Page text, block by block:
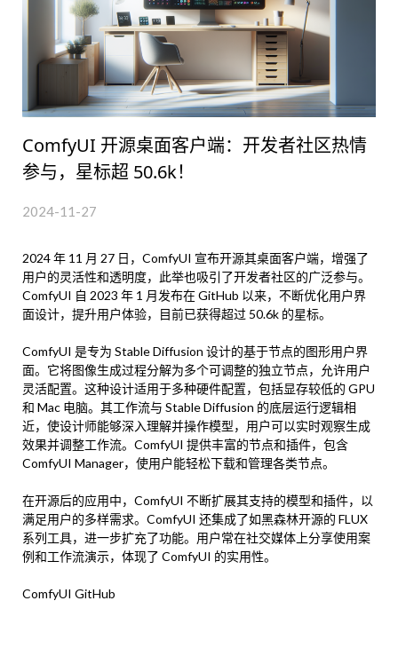
ComfyUI 开源桌面客户端：开发者社区热情
参与，星标超 50.6k！
2024-11-27
2024 年 11 月 27 日，ComfyUI 宣布开源其桌面客户端，增强了
用户的灵活性和透明度，此举也吸引了开发者社区的广泛参与。
ComfyUI 自 2023 年 1 月发布在 GitHub 以来，不断优化用户界
面设计，提升用户体验，目前已获得超过 50.6k 的星标。
ComfyUI 是专为 Stable Diffusion 设计的基于节点的图形用户界
面。它将图像生成过程分解为多个可调整的独立节点，允许用户
灵活配置。这种设计适用于多种硬件配置，包括显存较低的 GPU
和 Mac 电脑。其工作流与 Stable Diffusion 的底层运行逻辑相
近，使设计师能够深入理解并操作模型，用户可以实时观察生成
效果并调整工作流。ComfyUI 提供丰富的节点和插件，包含
ComfyUI Manager，使用户能轻松下载和管理各类节点。
在开源后的应用中，ComfyUI 不断扩展其支持的模型和插件，以
满足用户的多样需求。ComfyUI 还集成了如黑森林开源的 FLUX
系列工具，进一步扩充了功能。用户常在社交媒体上分享使用案
例和工作流演示，体现了 ComfyUI 的实用性。
ComfyUI GitHub